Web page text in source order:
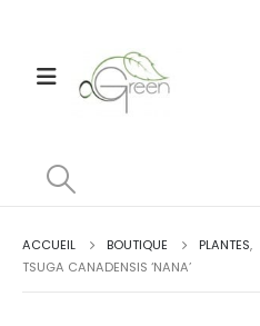
ACCUEIL BOUTIQUE PLANTES,
TSUGA CANADENSIS ‘NANA’